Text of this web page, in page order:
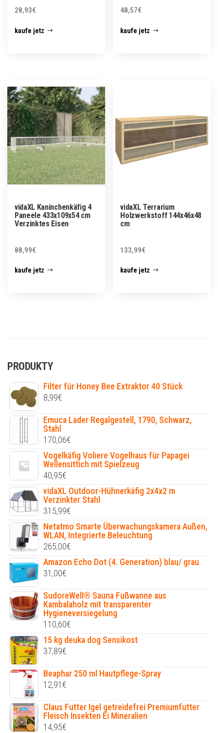
28,93€
kaufe jetz
48,57€
kaufe jetz
vidaXL Kaninchenkäfig 4
Paneele 433x109x54 cm
Verzinktes Eisen
88,99€
kaufe jetz
vidaXL Terrarium
Holzwerkstoff 144x46x48
cm
133,99€
kaufe jetz
PRODUKTY
Filter für Honey Bee Extraktor 40 Stück
8,99€
Emuca Lader Regalgestell, 1790, Schwarz,
Stahl
170,06€
Vogelkäfig Voliere Vogelhaus für Papagei
Wellensittich mit Spielzeug
40,95€
vidaXL Outdoor-Hühnerkäfig 2x4x2 m
Verzinkter Stahl
315,99€
Netatmo Smarte Überwachungskamera Außen,
WLAN, Integrierte Beleuchtung
265,00€
Amazon Echo Dot (4. Generation) blau/ grau
31,00€
SudoreWell® Sauna Fußwanne aus
Kambalaholz mit transparenter
Hygieneversiegelung
110,60€
15 kg deuka dog Sensikost
37,89€
Beaphar 250 ml Hautpflege-Spray
12,91€
Claus Futter Igel getreidefrei Premiumfutter
Fleisch Insekten Ei Mineralien
14,95€